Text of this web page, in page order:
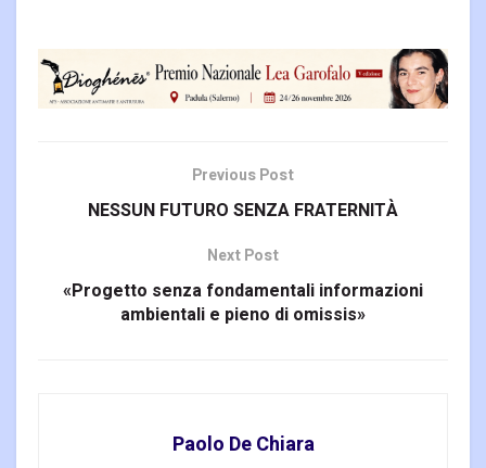
Previous Post
NESSUN FUTURO SENZA FRATERNITÀ
Next Post
«Progetto senza fondamentali informazioni
ambientali e pieno di omissis»
Paolo De Chiara